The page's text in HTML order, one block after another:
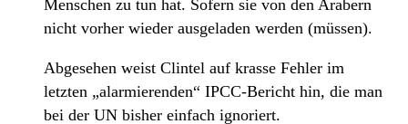
Menschen zu tun hat. Sofern sie von den Arabern
nicht vorher wieder ausgeladen werden (müssen).
Abgesehen weist Clintel auf krasse Fehler im
letzten „alarmierenden“ IPCC-Bericht hin, die man
bei der UN bisher einfach ignoriert.